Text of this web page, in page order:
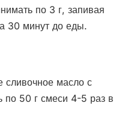
по 3 г, запивая
30 минут до еды.
сливочное масло с
по 50 г смеси 4-5 раз в